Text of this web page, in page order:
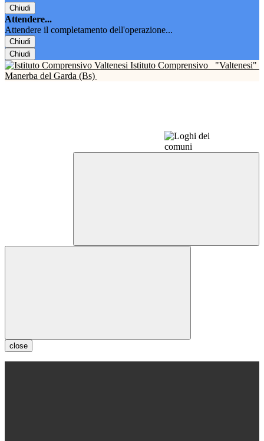
Chiudi
Attendere...
Attendere il completamento dell'operazione...
Chiudi
Chiudi
Istituto Comprensivo
"Valtenesi"
Manerba del Garda (Bs)
close